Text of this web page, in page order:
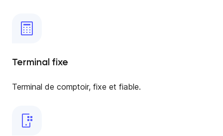
Terminal fixe
Terminal de comptoir, fixe et fiable.